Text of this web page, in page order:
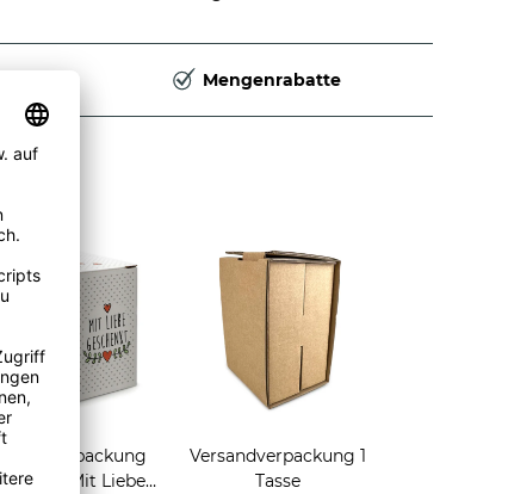
Mengenrabatte
- Mit Liebe
Versandverpackung 1
Tasse